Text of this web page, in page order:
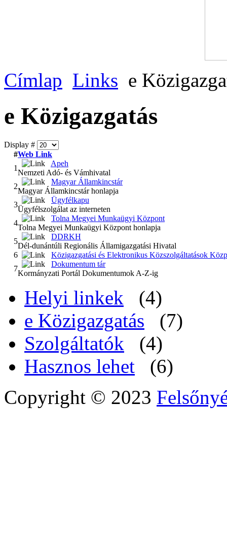
Címlap Links e
e Közigazgatás
Display #
#Web Link
1
Apeh
Nemzeti Adó- és Vámhivatal
2
Magyar Államkincstár
Magyar Államkincstár honlapja
3
Ügyfélkapu
Ügyfélszolgálat az interneten
4
Tolna Megyei Munkaügyi Központ
Tolna Megyei Munkaügyi Központ honlapja
5
DDRKH
Dél-dunántúli Regionális Államigazgatási Hivatal
6
Közigazgatási és Elektronikus Közszolgáltatások
7
Dokumentum tár
Kormányzati Portál Dokumentumok A-Z-ig
Helyi linkek
(4)
e Közigazgatás
(7)
Szolgáltatók
(4)
Hasznos lehet
(6)
Copyright © 2023